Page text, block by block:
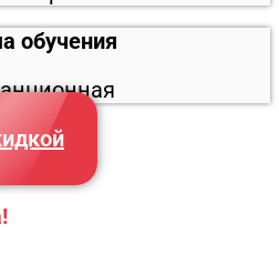
обучения